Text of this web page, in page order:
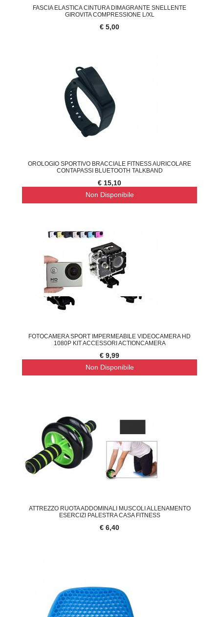
FASCIA ELASTICA CINTURA DIMAGRANTE SNELLENTE
GIROVITA COMPRESSIONE L/XL
€ 5,00
OROLOGIO SPORTIVO BRACCIALE FITNESS AURICOLARE
CONTAPASSI BLUETOOTH TALKBAND
€ 15,10
Non Disponibile
FOTOCAMERA SPORT IMPERMEABILE VIDEOCAMERA HD
1080P KIT ACCESSORI ACTIONCAMERA
€ 9,99
Non Disponibile
ATTREZZO RUOTA ADDOMINALI MUSCOLI ALLENAMENTO
ESERCIZI PALESTRA CASA FITNESS
€ 6,40